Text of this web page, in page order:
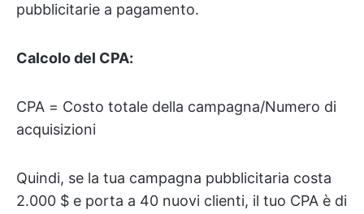
pubblicitarie a pagamento.
Calcolo del CPA:
CPA = Costo totale della campagna/Numero di
acquisizioni
Quindi, se la tua campagna pubblicitaria costa
2.000 $ e porta a 40 nuovi clienti, il tuo CPA è di